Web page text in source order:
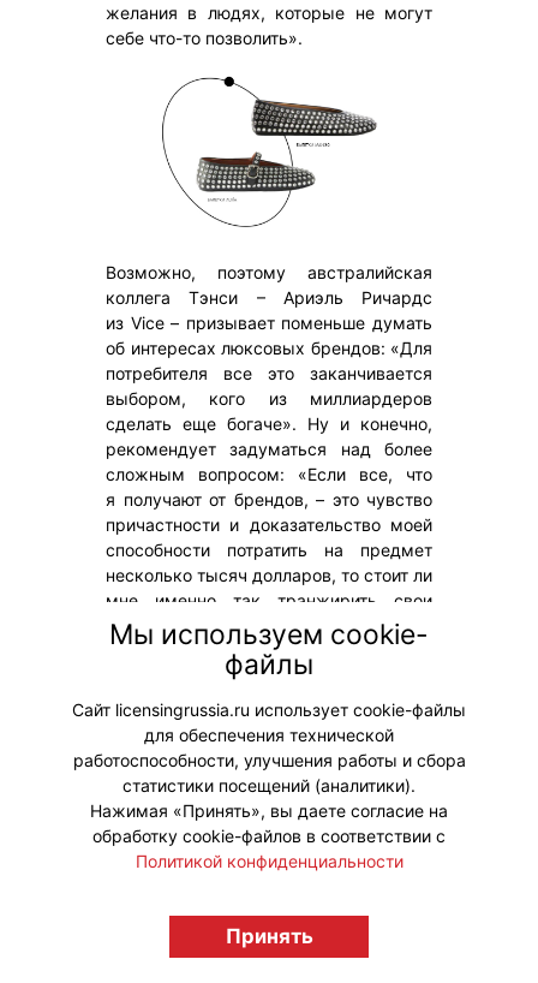
желания в людях, которые не могут
себе что-то позволить».
Возможно, поэтому австралийская
коллега Тэнси – Ариэль Ричардс
из Vice – призывает поменьше думать
об интересах люксовых брендов: «Для
потребителя все это заканчивается
выбором, кого из миллиардеров
сделать еще богаче». Ну и конечно,
рекомендует задуматься над более
сложным вопросом: «Если все, что
я получают от брендов, – это чувство
причастности и доказательство моей
способности потратить на предмет
несколько тысяч долларов, то стоит ли
мне именно так транжирить свои
деньги?»
С ней согласна и Екатерина Шуйкина –
и с недавних пор счастливая
обладательница белой юбки Limé
с цветочными аппликациями. «Будь
у меня бюджет на новую коллекцию
Prada, купила бы я такую
непрактичную вещь, только чтобы
подчеркнуть статус? Не думаю.
меня устраивает, в гардероб
вписывается, в тренд – тоже.
Мы используем cookie-
файлы
Сайт licensingrussia.ru использует cookie-файлы
для обеспечения технической
работоспособности, улучшения работы и сбора
статистики посещений (аналитики).
Нажимая «Принять», вы даете согласие на
обработку cookie-файлов в соответствии с
Политикой конфиденциальности
Принять